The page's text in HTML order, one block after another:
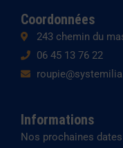
Coordonnées
243 chemin du
06 45 13 76 22
Informations
Nos prochaines dates